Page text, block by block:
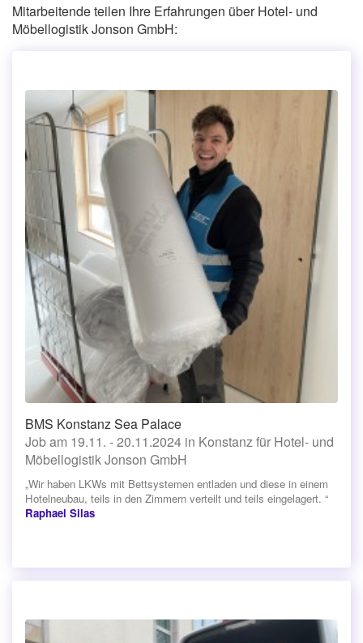
Mitarbeitende teilen Ihre Erfahrungen über Hotel- und
Möbellogistik Jonson GmbH:
BMS Konstanz Sea Palace
Job am 19.11. - 20.11.2024 in Konstanz für Hotel- und
Möbellogistik Jonson GmbH
„Wir haben LKWs mit Bettsystemen entladen und diese in einem
Hotelneubau, teils in den Zimmern verteilt und teils eingelagert. “
Raphael Silas